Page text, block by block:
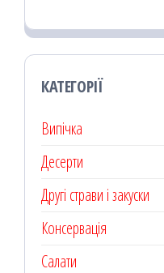
КАТЕГОРІЇ
Випічка
Десерти
Другі страви і закуски
Консервація
Салати